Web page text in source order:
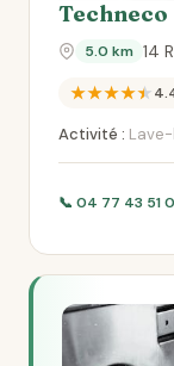
Techneco
5.0 km 14
★★★★★
Activité :
📞 04 77 43 51